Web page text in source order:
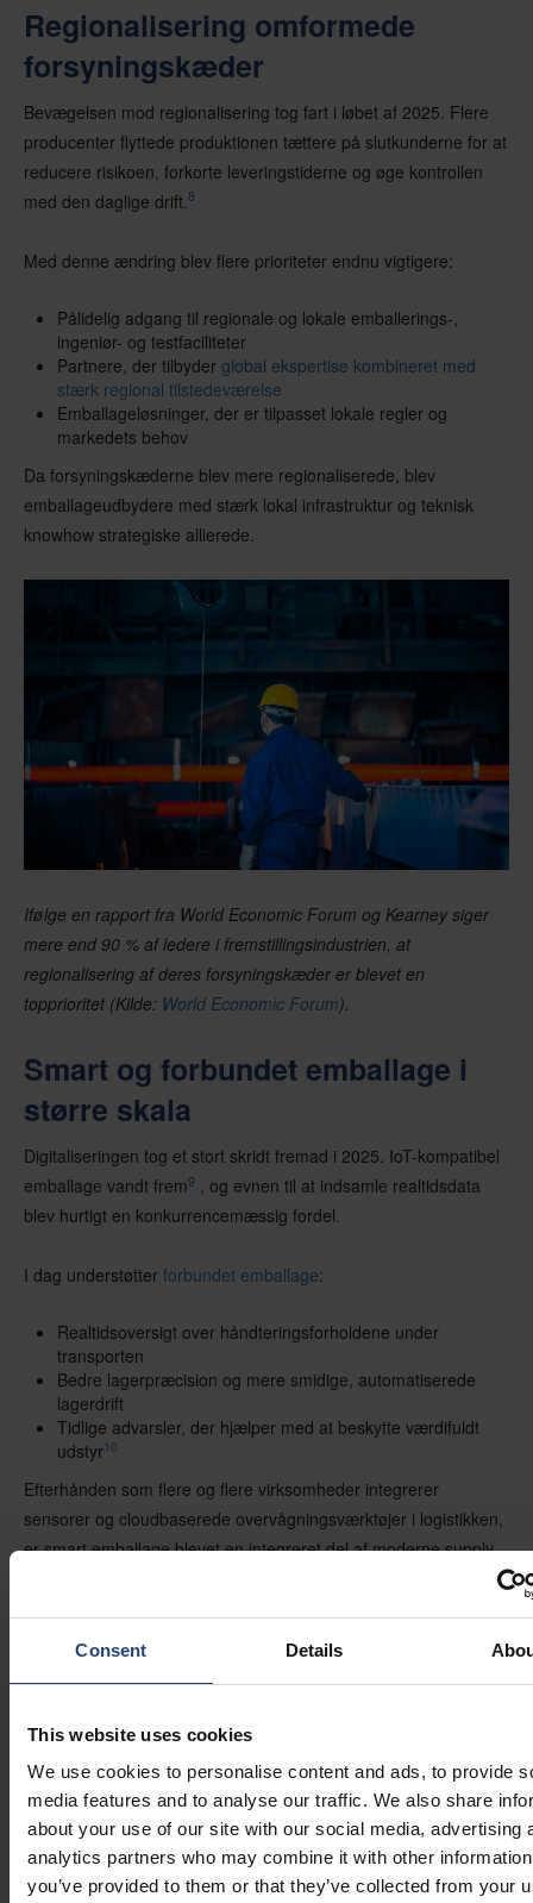
Consent Details
This website uses cookies
We use cookies to personalise content and ads, to provide
media features and to analyse our traffic. We also share
about your use of our site with our social media, advertising
analytics partners who may combine it with other
you’ve provided to them or that they’ve collected from your
Regionalisering omformede
forsyningskæder
Bevægelsen mod regionalisering tog fart i løbet af 2025. Flere
producenter flyttede produktionen tættere på slutkunderne for at
reducere risikoen, forkorte leveringstiderne og øge kontrollen
med den daglige drift. 8
Med denne ændring blev flere prioriteter endnu vigtigere:
Pålidelig adgang til regionale og lokale emballerings-,
ingeniør- og testfaciliteter
Partnere, der tilbyder global ekspertise kombineret med
stærk regional tilstedeværelse
Emballageløsninger, der er tilpasset lokale regler og
markedets behov
Da forsyningskæderne blev mere regionaliserede, blev
emballageudbydere med stærk lokal infrastruktur og teknisk
knowhow strategiske allierede.
Ifølge en rapport fra World Economic Forum og Kearney siger
mere end 90 % af ledere i fremstillingsindustrien, at
regionalisering af deres forsyningskæder er blevet en
topprioritet (Kilde: World Economic Forum).
Smart og forbundet emballage i
større skala
Digitaliseringen tog et stort skridt fremad i 2025. IoT-kompatibel
emballage vandt frem9 , og evnen til at indsamle realtidsdata
blev hurtigt en konkurrencemæssig fordel.
I dag understøtter forbundet emballage:
Realtidsoversigt over håndteringsforholdene under
transporten
Bedre lagerpræcision og mere smidige, automatiserede
lagerdrift
Tidlige advarsler, der hjælper med at beskytte værdifuldt
udstyr10
Efterhånden som flere og flere virksomheder integrerer
sensorer og cloudbaserede overvågningsværktøjer i logistikken,
er smart emballage blevet en integreret del af moderne supply
Begyndelsen på en ny æra?
De ændringer, der ses i 2025, markerer et klart skift.
effektivitet. Med strategisk emballering, regionalisering og
digitalisering i rivende udvikling er grundlaget lagt for et
smartere og mere tilpasningsdygtigt forsyningskædelandskab i
2026 og fremover.